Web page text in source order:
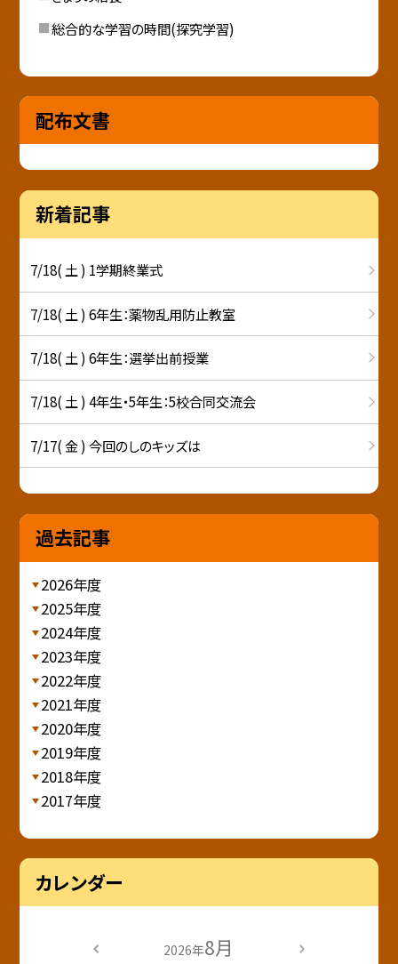
総合的な学習の時間(探究学習)
配布文書
新着記事
7/18( 土 ) 1学期終業式
7/18( 土 ) 6年生：薬物乱用防止教室
7/18( 土 ) 6年生：選挙出前授業
7/18( 土 ) 4年生・5年生：5校合同交流会
7/17( 金 ) 今回のしのキッズは
過去記事
2026年度
2025年度
2024年度
2023年度
2022年度
2021年度
2020年度
2019年度
2018年度
2017年度
カレンダー
2026年8月